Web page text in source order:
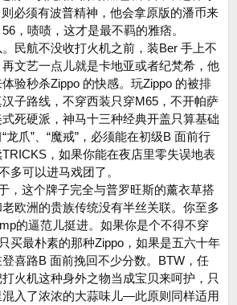
必须有波普精神，他会拿原版的潘币来
，啧啧，这才是最不羁的雅痞。
民航不没收打火机之前，装Ber 手上不
文艺一点儿就是卡地亚或者纪梵希，他
验秒杀Zippo 的快感。玩Zippo 的被排
子路线，不穿西装只穿M65，不开帕萨
死硬派，神马十三种经典开盖只算基础
龙爪”、“魔戒”，必须能在初级B 面前行
，如果你能在夜店里零失误地表
多可以进马戏团了。
，这个牌子完全与普罗旺斯的薰衣草搭
欧洲的贵族传统没有半丝关联。你至多
的逼范儿挺进。如果你是个不得不穿
买最朴素的那种Zippo，如果是五六十年
喜路B 面前挽回不少分数。BTW，任
火机这种身外之物当成宝贝来呵护，只
入了浓浓的大蒜味儿—此原则同样适用